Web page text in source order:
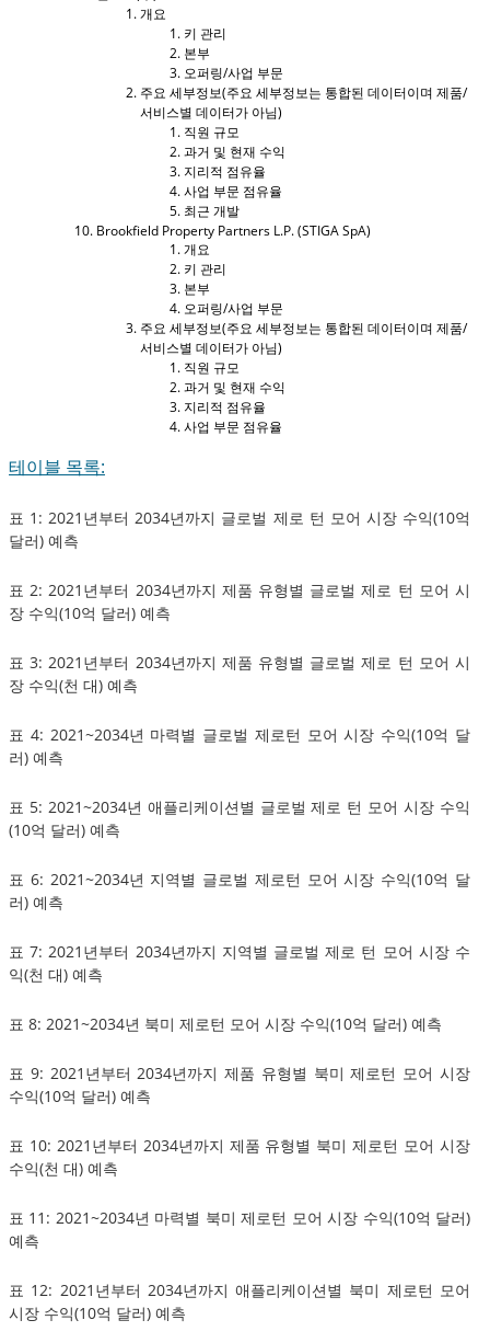
개요
키 관리
본부
오퍼링/사업 부문
주요 세부정보(주요 세부정보는 통합된 데이터이며 제품/
서비스별 데이터가 아님)
직원 규모
과거 및 현재 수익
지리적 점유율
사업 부문 점유율
최근 개발
Brookfield Property Partners L.P. (STIGA SpA)
개요
키 관리
본부
오퍼링/사업 부문
주요 세부정보(주요 세부정보는 통합된 데이터이며 제품/
서비스별 데이터가 아님)
직원 규모
과거 및 현재 수익
지리적 점유율
사업 부문 점유율
테이블 목록:
표 1: 2021년부터 2034년까지 글로벌 제로 턴 모어 시장 수익(10억
달러) 예측
표 2: 2021년부터 2034년까지 제품 유형별 글로벌 제로 턴 모어 시
장 수익(10억 달러) 예측
표 3: 2021년부터 2034년까지 제품 유형별 글로벌 제로 턴 모어 시
장 수익(천 대) 예측
표 4: 2021~2034년 마력별 글로벌 제로턴 모어 시장 수익(10억 달
러) 예측
표 5: 2021~2034년 애플리케이션별 글로벌 제로 턴 모어 시장 수익
(10억 달러) 예측
표 6: 2021~2034년 지역별 글로벌 제로턴 모어 시장 수익(10억 달
러) 예측
표 7: 2021년부터 2034년까지 지역별 글로벌 제로 턴 모어 시장 수
익(천 대) 예측
표 8: 2021~2034년 북미 제로턴 모어 시장 수익(10억 달러) 예측
표 9: 2021년부터 2034년까지 제품 유형별 북미 제로턴 모어 시장
수익(10억 달러) 예측
표 10: 2021년부터 2034년까지 제품 유형별 북미 제로턴 모어 시장
수익(천 대) 예측
표 11: 2021~2034년 마력별 북미 제로턴 모어 시장 수익(10억 달러)
예측
표 12: 2021년부터 2034년까지 애플리케이션별 북미 제로턴 모어
시장 수익(10억 달러) 예측